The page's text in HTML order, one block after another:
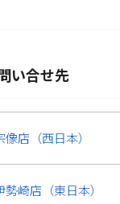
い合せ先
店（西日本）
崎店（東日本）